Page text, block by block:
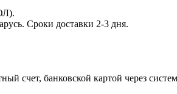
Сроки доставки 2-3 дня.
счет, банковской картой через